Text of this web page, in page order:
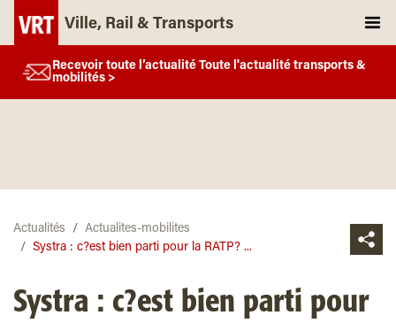
Ville, Rail & Transports
Recevoir toute l’actualité Toute l'actualité transports &
mobilités >
Actualités
Actualites-mobilites
Systra : c?est bien parti pour la RATP? ...
Systra : c?est bien parti pour